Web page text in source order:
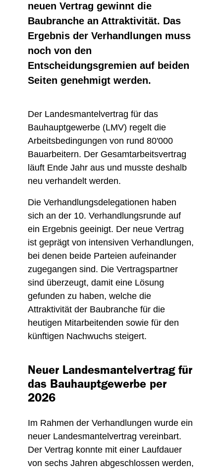
neuen Vertrag gewinnt die
Baubranche an Attraktivität. Das
Ergebnis der Verhandlungen muss
noch von den
Entscheidungsgremien auf beiden
Seiten genehmigt werden.
Der Landesmantelvertrag für das
Bauhauptgewerbe (LMV) regelt die
Arbeitsbedingungen von rund 80'000
Bauarbeitern. Der Gesamtarbeitsvertrag
läuft Ende Jahr aus und musste deshalb
neu verhandelt werden.
Die Verhandlungsdelegationen haben
sich an der 10. Verhandlungsrunde auf
ein Ergebnis geeinigt. Der neue Vertrag
ist geprägt von intensiven Verhandlungen,
bei denen beide Parteien aufeinander
zugegangen sind. Die Vertragspartner
sind überzeugt, damit eine Lösung
gefunden zu haben, welche die
Attraktivität der Baubranche für die
heutigen Mitarbeitenden sowie für den
künftigen Nachwuchs steigert.
Neuer Landesmantelvertrag für
das Bauhauptgewerbe per
2026
Im Rahmen der Verhandlungen wurde ein
neuer Landesmantelvertrag vereinbart.
Der Vertrag konnte mit einer Laufdauer
von sechs Jahren abgeschlossen werden,